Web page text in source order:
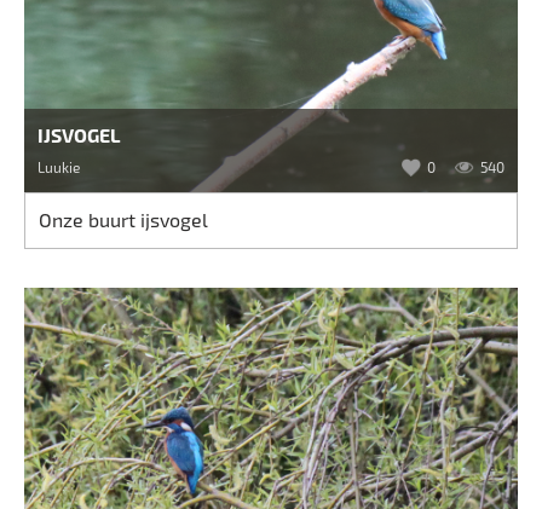
IJSVOGEL
Luukie 0 540
Onze buurt ijsvogel